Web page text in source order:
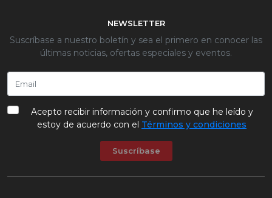
NEWSLETTER
Suscríbase a nuestro boletín y sea el primero en conocer las
últimas noticias, ofertas especiales y eventos.
Acepto recibir información y confirmo que he leído y
estoy de acuerdo con el Términos y condiciones
Suscríbase